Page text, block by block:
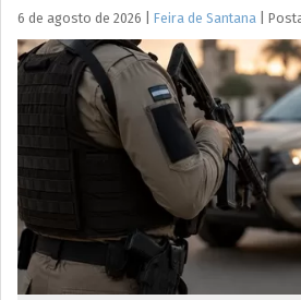
6 de agosto de 2026 Feira de Santana